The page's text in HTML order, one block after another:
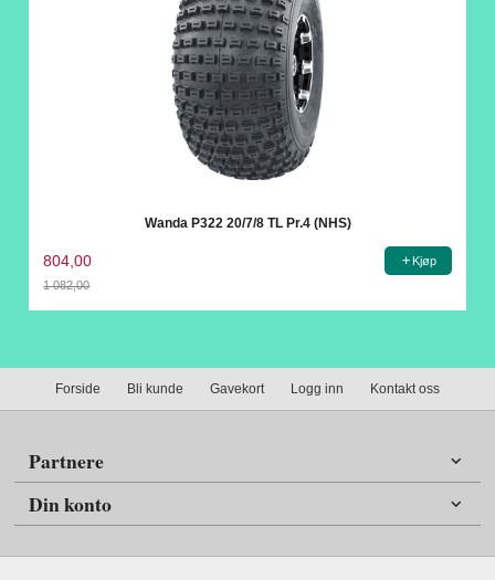
Wanda P322 20/7/8 TL Pr.4 (NHS)
804,00
1 082,00
Kjøp
Forside Bli kunde Gavekort Logg inn Kontakt oss
Partnere
Din konto